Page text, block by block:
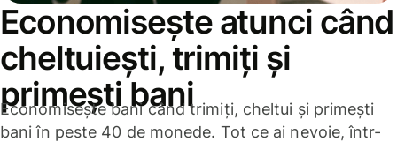
Economisește atunci când
cheltuiești, trimiți și
primești bani
Economisește bani când trimiți, cheltui și primești
bani în peste 40 de monede. Tot ce ai nevoie, într-